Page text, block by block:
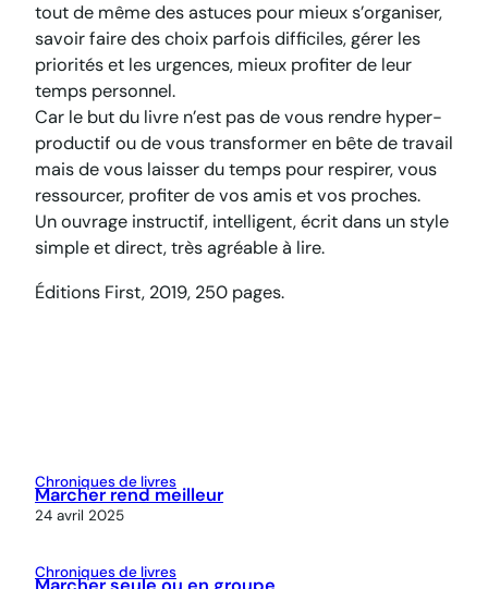
tout de même des astuces pour mieux s’organiser,
savoir faire des choix parfois difficiles, gérer les
priorités et les urgences, mieux profiter de leur
temps personnel.
Car le but du livre n’est pas de vous rendre hyper-
productif ou de vous transformer en bête de travail
mais de vous laisser du temps pour respirer, vous
ressourcer, profiter de vos amis et vos proches.
Un ouvrage instructif, intelligent, écrit dans un style
simple et direct, très agréable à lire.
Éditions First, 2019, 250 pages.
Chroniques de livres
Marcher rend meilleur
24 avril 2025
Chroniques de livres